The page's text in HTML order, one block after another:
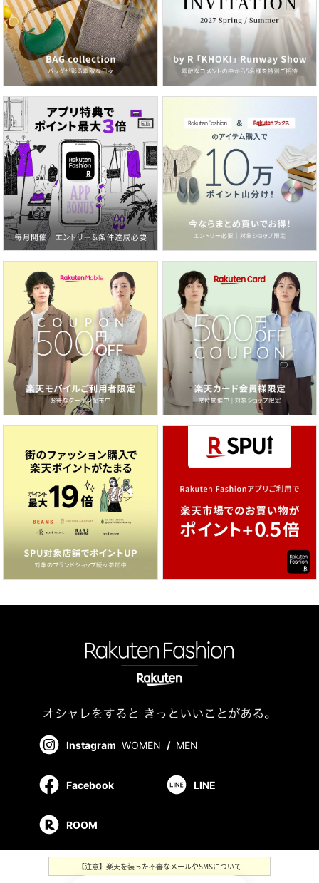
Instagram WOMEN / MEN
Facebook LINE
ROOM
【注意】楽天を装った不審なメールやSMSについて